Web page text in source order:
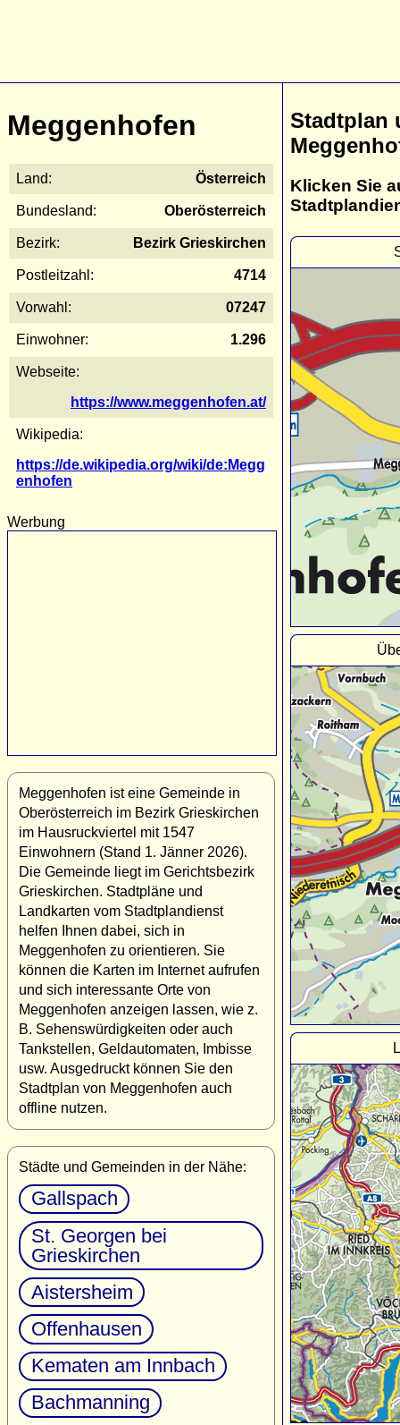
Meggenhofen
Land: Österreich
Bundesland: Oberösterreich
Bezirk: Bezirk Grieskirchen
Postleitzahl: 4714
Vorwahl: 07247
Einwohner: 1.296
Webseite:
https://www.meggenhofen.at/
Wikipedia:
https://de.wikipedia.org/wiki/de:Megg
enhofen
Werbung
Meggenhofen ist eine Gemeinde in
Oberösterreich im Bezirk Grieskirchen
im Hausruckviertel mit 1547
Einwohnern (Stand 1. Jänner 2026).
Die Gemeinde liegt im Gerichtsbezirk
Grieskirchen. Stadtpläne und
Landkarten vom Stadtplandienst
helfen Ihnen dabei, sich in
Meggenhofen zu orientieren. Sie
können die Karten im Internet aufrufen
und sich interessante Orte von
Meggenhofen anzeigen lassen, wie z.
B. Sehenswürdigkeiten oder auch
Tankstellen, Geldautomaten, Imbisse
usw. Ausgedruckt können Sie den
Stadtplan von Meggenhofen auch
offline nutzen.
Städte und Gemeinden in der Nähe:
Gallspach
St. Georgen bei
Grieskirchen
Aistersheim
Offenhausen
Kematen am Innbach
Bachmanning
Stadtplan
Klicken Sie